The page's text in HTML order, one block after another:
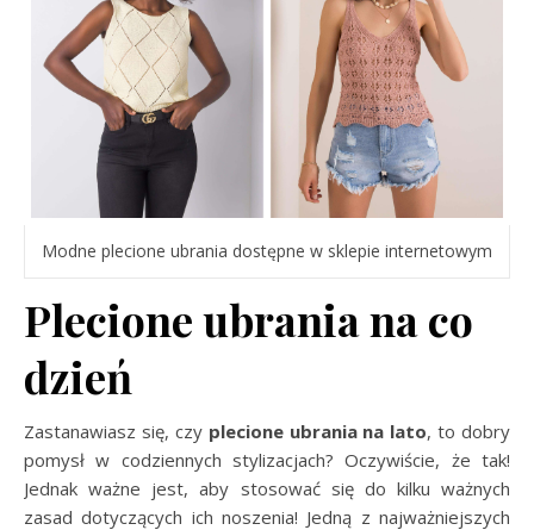
Modne plecione ubrania dostępne w sklepie internetowym
Plecione ubrania na co
dzień
Zastanawiasz się, czy plecione ubrania na lato, to dobry
pomysł w codziennych stylizacjach? Oczywiście, że tak!
Jednak ważne jest, aby stosować się do kilku ważnych
zasad dotyczących ich noszenia! Jedną z najważniejszych